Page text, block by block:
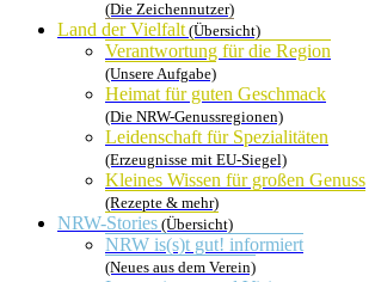
(Die Zeichennutzer)
Land der Vielfalt(Übersicht)
Verantwortung für die Region
(Unsere Aufgabe)
Heimat für guten Geschmack
(Die NRW-Genussregionen)
Leidenschaft für Spezialitäten
(Erzeugnisse mit EU-Siegel)
Kleines Wissen für großen Genuss
(Rezepte & mehr)
NRW-Stories (Übersicht)
NRW is(s)t gut! informiert
(Neues aus dem Verein)